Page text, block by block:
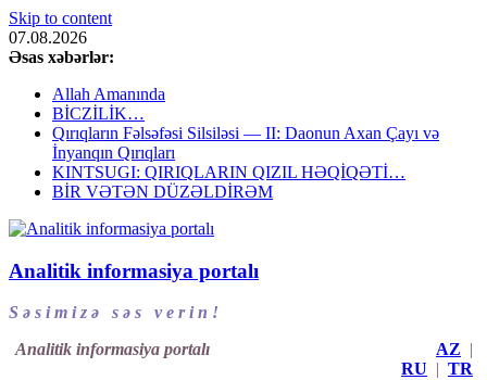
Skip to content
07.08.2026
Əsas xəbərlər:
Allah Amanında
BİCZİLİK…
Qırıqların Fəlsəfəsi Silsiləsi — II: Daonun Axan Çayı və
İnyanqın Qırıqları
KINTSUGI: QIRIQLARIN QIZIL HƏQİQƏTİ…
BİR VƏTƏN DÜZƏLDİRƏM
Analitik informasiya portalı
S ə s i m i z ə s ə s v e r i n !
Analitik informasiya portalı
AZ |
RU | TR